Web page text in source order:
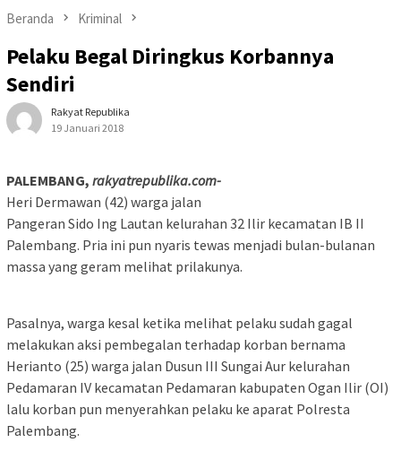
Beranda Kriminal
Pelaku Begal Diringkus Korbannya
Sendiri
Rakyat Republika
19 Januari 2018
PALEMBANG, rakyatrepublika.com-
Heri Dermawan (42) warga jalan
Pangeran Sido Ing Lautan kelurahan 32 Ilir kecamatan IB II
Palembang. Pria ini pun nyaris tewas menjadi bulan-bulanan
massa yang geram melihat prilakunya.
Pasalnya, warga kesal ketika melihat pelaku sudah gagal
melakukan aksi pembegalan terhadap korban bernama
Herianto (25) warga jalan Dusun III Sungai Aur kelurahan
Pedamaran IV kecamatan Pedamaran kabupaten Ogan Ilir (OI)
lalu korban pun menyerahkan pelaku ke aparat Polresta
Palembang.